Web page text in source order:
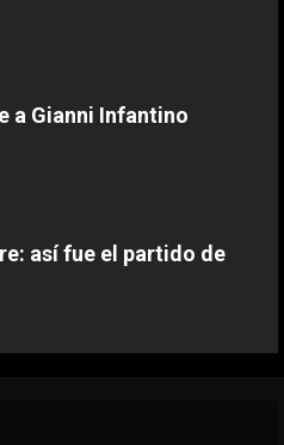
a Gianni Infantino
así fue el partido de